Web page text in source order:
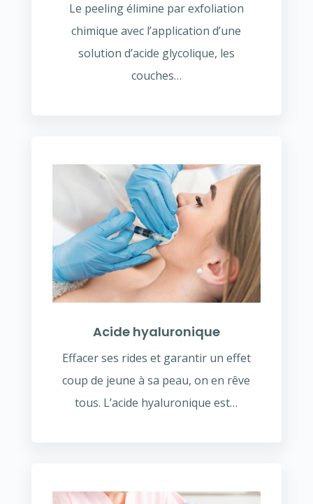
Le peeling élimine par exfoliation
chimique avec l’application d’une
solution d’acide glycolique, les
couches…
Acide hyaluronique
Effacer ses rides et garantir un effet
coup de jeune à sa peau, on en rêve
tous. L’acide hyaluronique est…